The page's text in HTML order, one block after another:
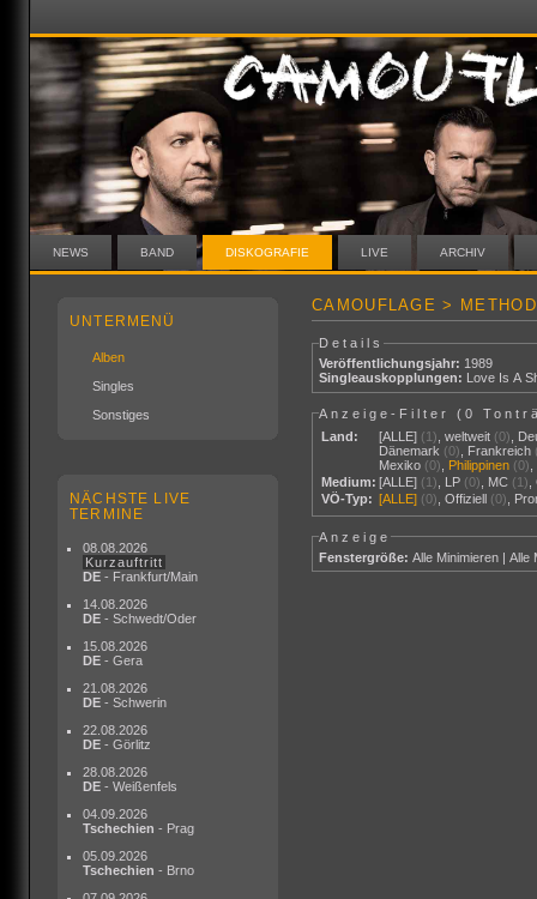
NEWS BAND DISKOGRAFIE LIVE ARCHIV
UNTERMENÜ
Alben
Singles
Sonstiges
NÄCHSTE LIVE
TERMINE
08.08.2026
Kurzauftritt
DE - Frankfurt/Main
14.08.2026
DE - Schwedt/Oder
15.08.2026
DE - Gera
21.08.2026
DE - Schwerin
22.08.2026
DE - Görlitz
28.08.2026
DE - Weißenfels
04.09.2026
Tschechien - Prag
05.09.2026
Tschechien - Brno
CAMOUFLAGE >
Details
Veröffentlichungsjahr: 1989
Singleauskopplungen: Love Is A
Anzeige-Filter (0
Land:
[ALLE] (1) ,weltweit (0)
Dänemark (0) Frankreich
Mexiko (0) Philippinen (0)
Medium: [ALLE] (1) LP (0) MC (1) ,
VÖ-Typ: [ALLE] (0) ,Offiziell (0)
Anzeige
Fenstergröße: Alle Minimieren |Alle